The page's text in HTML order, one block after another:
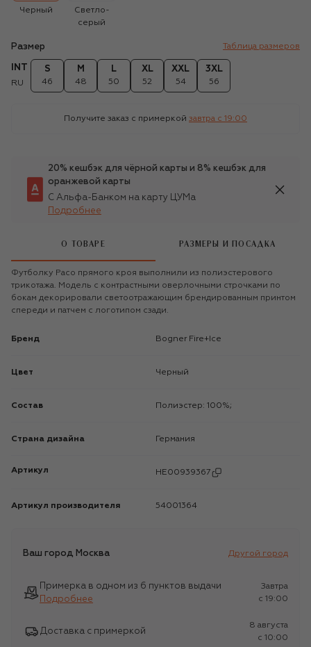
Черный
Светло-
серый
Размер Таблица размеров
INT
RU
S
46
M
48
L
50
XL
52
XXL
54
3XL
56
Получите заказ с примеркой завтра c 19:00
20% кешбэк для чёрной карты и 8% кешбэк для
оранжевой карты
С Альфа-Банком на карту ЦУМа
Подробнее
О ТОВАРЕ РАЗМЕРЫ И ПОСАДКА
Футболку Paco прямого кроя выполнили из полиэстерового
трикотажа. Модель с контрастными оверлочными строчками по
бокам декорировали светоотражающим брендированным принтом
спереди и патчем с логотипом сзади.
Бренд Bogner Fire+Ice
Цвет Черный
Состав Полиэстер: 100%;
Страна дизайна Германия
Артикул HE00939367
Артикул производителя 54001364
Ваш город Москва Другой город
Примерка в одном из 6 пунктов выдачи
Подробнее
Завтра
c 19:00
Доставка с примеркой
8 августа
c 10:00